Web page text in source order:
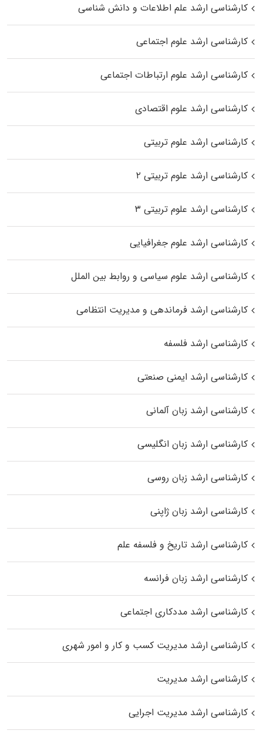
کارشناسی ارشد علم اطلاعات و دانش شناسی
کارشناسی ارشد علوم اجتماعی
کارشناسی ارشد علوم ارتباطات اجتماعی
کارشناسی ارشد علوم اقتصادی
کارشناسی ارشد علوم تربیتی
کارشناسی ارشد علوم تربیتی ۲
کارشناسی ارشد علوم تربیتی ۳
کارشناسی ارشد علوم جغرافیایی
کارشناسی ارشد علوم سیاسی و روابط بین الملل
کارشناسی ارشد فرماندهی و مدیریت انتظامی
کارشناسی ارشد فلسفه
کارشناسی ارشد ایمنی صنعتی
کارشناسی ارشد زبان آلمانی
کارشناسی ارشد زبان انگلیسی
کارشناسی ارشد زبان روسی
کارشناسی ارشد زبان ژاپنی
کارشناسی ارشد تاریخ و فلسفه علم
کارشناسی ارشد زبان فرانسه
کارشناسی ارشد مددکاری اجتماعی
کارشناسی ارشد مدیریت کسب و کار و امور شهری
کارشناسی ارشد مدیریت
کارشناسی ارشد مدیریت اجرایی